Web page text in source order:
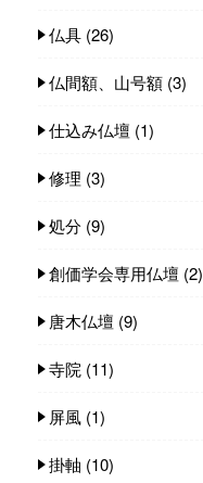
仏具 (26)
仏間額、山号額 (3)
仕込み仏壇 (1)
修理 (3)
処分 (9)
創価学会専用仏壇 (2)
唐木仏壇 (9)
寺院 (11)
屏風 (1)
掛軸 (10)